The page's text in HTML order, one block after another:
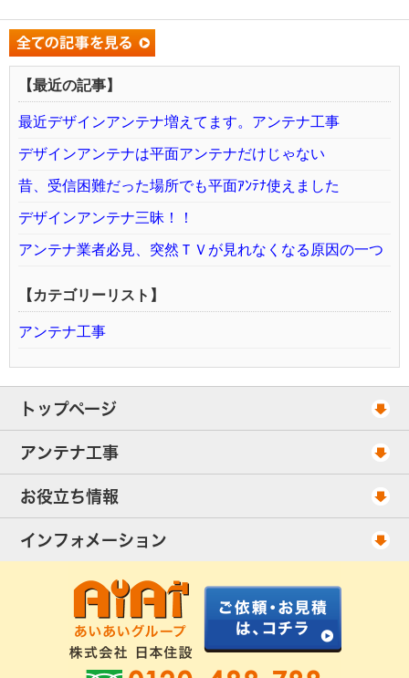
【最近の記事】
最近デザインアンテナ増えてます。アンテナ工事
デザインアンテナは平面アンテナだけじゃない
昔、受信困難だった場所でも平面ｱﾝﾃﾅ使えました
デザインアンテナ三昧！！
アンテナ業者必見、突然ＴＶが見れなくなる原因の一つ
【カテゴリーリスト】
アンテナ工事
トップページ
工事スケジュール
当社が選ばれる理由
出張エリア
アンテナ工事
アンテナ工事・料金
UHFアンテナ工事・料金
配線ケーブル追加工事・料金
アンテナ工事社長のブログ
お役立ち情報
ご相談事例
アンテナの種類
工事について
良くあるアンテナ修理
インフォメーション
お客様の声